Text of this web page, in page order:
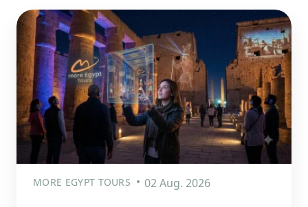
MORE EGYPT TOURS 02 Aug. 2026